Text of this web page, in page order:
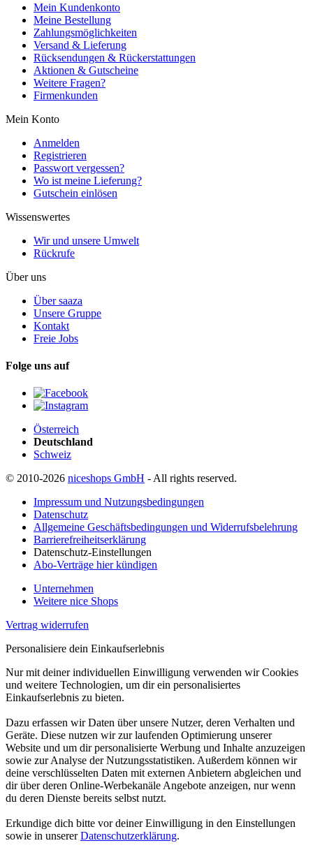
Mein Kundenkonto
Meine Bestellung
Zahlungsmöglichkeiten
Versand & Lieferung
Rücksendungen & Rückerstattungen
Aktionen & Gutscheine
Weitere Fragen?
Firmenkunden
Mein Konto
Anmelden
Registrieren
Passwort vergessen?
Wo ist meine Lieferung?
Gutschein einlösen
Wissenswertes
Wir und unsere Umwelt
Rückrufe
Über uns
Über saaza
Unsere Gruppe
Kontakt
Freie Jobs
Folge uns auf
Österreich
Deutschland
Schweiz
© 2010-2026 niceshops GmbH - All rights reserved.
Impressum und Nutzungsbedingungen
Datenschutz
Allgemeine Geschäftsbedingungen und Widerrufsbelehrung
Barrierefreiheitserklärung
Datenschutz-Einstellungen
Abo-Verträge hier kündigen
Unternehmen
Weitere nice Shops
Vertrag widerrufen
Personalisiere dein Einkaufserlebnis
Nur mit deiner individuellen Einwilligung verwenden wir Cookies
und weitere Technologien, um dir ein personalisiertes
Einkaufserlebnis zu bieten.
Dazu erfassen wir Daten über unsere Nutzer, deren Verhalten und
Geräte. Diese nutzen wir zur laufenden Optimierung unserer
Website und um dir personalisierte Werbung und Inhalte anzuzeigen
sowie zur Analyse der Nutzungsstatistiken. Außerdem können wir
deine verschlüsselten Daten mit externen Anbietern abgleichen und
dir über deren Online-Werbekanäle Angebote anzeigen, nur wenn
du deren Dienste bereits selbst nutzt.
Erkundige dich bitte vor deiner Einwilligung in den Einstellungen
sowie in unsererDatenschutzerklärung.